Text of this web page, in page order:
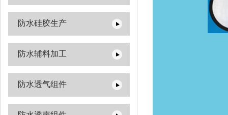
防水硅胶生产
防水辅料加工
防水透气组件